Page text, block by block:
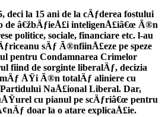
deci la 15 ani de la cÄƒderea fostului
de â€žbÄƒieÅ£i inteligenÅ£iâ€œ Ã®n
politice, sociale, financiare etc. l-au
sÄƒ Ã®nfiinÅ£eze pe speze
pentru Condamnarea Crimelor
fiind de sorginte liberalÄƒ, decizia
ÅŸi Ã®n totalÄƒ aliniere cu
NaÅ£ional Liberal. Dar,
cu pianul pe scÄƒriâ€œ pentru
doar la o atare explicaÅ£ie.